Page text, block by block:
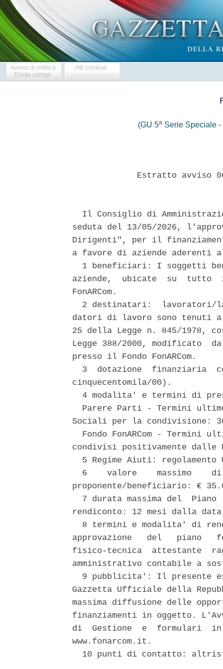
Avviso di rettifica
Errata corrige
Atti correlati
(GU 5aSerie Speciale -
Estratto avviso
Il Consiglio di
seduta del 13/05/2026,
Dirigenti", per il
a favore di aziende aderenti
1 beneficiari: I soggetti
aziende,  ubicate  su
FonARCom.
2 destinatari:  lavoratori/
datori di lavoro sono
25 della Legge n. 845/1978,
Legge 388/2000, modificato
presso il Fondo FonARCom.
3  dotazione  finanziaria
cinquecentomila/00).
4 modalita' e termini di
Parere Parti - Termini
Sociali per la condivisione:
Fondo FonARCom - Termini
condivisi positivamente
5 Regime Aiuti:
6    valore    massimo
proponente/beneficiario: €
7 durata massima del  Piano
rendiconto: 12 mesi dalla
8 termini e modalita' di
approvazione   del   piano
fisico-tecnica  attestante
amministrativo contabile a
9 pubblicita': Il presente
Gazzetta Ufficiale della
massima diffusione delle
finanziamenti in oggetto.
di  Gestione  e  formulari
www.fonarcom.it.
10 punti di contatto: